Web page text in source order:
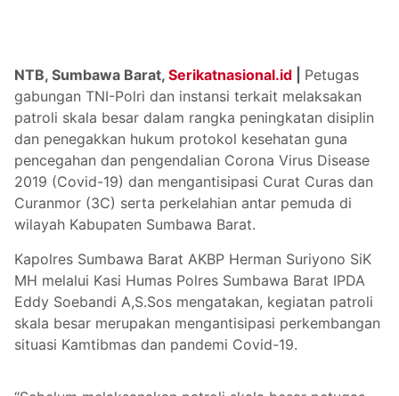
NTB, Sumbawa Barat, Serikatnasional.id
Petugas
gabungan TNI-Polri dan instansi terkait melaksakan
patroli skala besar dalam rangka peningkatan disiplin
dan penegakkan hukum protokol kesehatan guna
pencegahan dan pengendalian Corona Virus Disease
2019 (Covid-19) dan mengantisipasi Curat Curas dan
Curanmor (3C) serta perkelahian antar pemuda di
wilayah Kabupaten Sumbawa Barat.
Kapolres Sumbawa Barat AKBP Herman Suriyono SiK
MH melalui Kasi Humas Polres Sumbawa Barat IPDA
Eddy Soebandi A,S.Sos mengatakan, kegiatan patroli
skala besar merupakan mengantisipasi perkembangan
situasi Kamtibmas dan pandemi Covid-19.